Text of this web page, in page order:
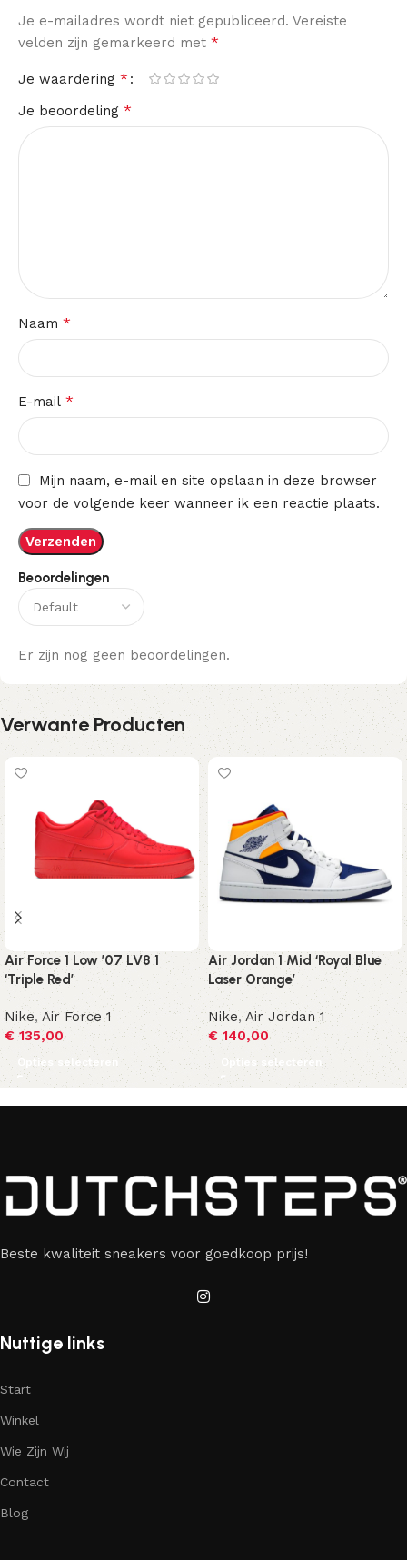
Beoordelingen
Er zijn nog geen beoordelingen.
Je e-mailadres wordt niet gepubliceerd. Vereiste
velden zijn gemarkeerd met *
Je waardering *
Je beoordeling *
Naam *
E-mail *
Mijn naam, e-mail en site opslaan in deze browser
voor de volgende keer wanneer ik een reactie plaats.
Verwante Producten
Air Force 1 Low ’07 LV8 1
‘Triple Red’
Nike, Air Force 1
€ 135,00
Opties selecteren
Air Jordan 1 Mid ‘Royal Blue
Laser Orange’
Nike,Air Jordan 1
€ 140,00
Opties selecteren
Beste kwaliteit sneakers voor goedkoop prijs!
Nuttige links
Start
Winkel
Wie Zijn Wij
Contact
Blog